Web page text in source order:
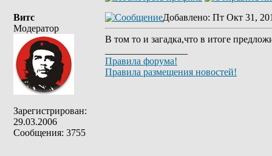
Витс
Модератор
Зарегистрирован:
29.03.2006
Сообщения: 3755
Добавлено: Пт Окт 31,
В том то и загадка,что в итоге
Правила форума!
Правила размещения новостей!